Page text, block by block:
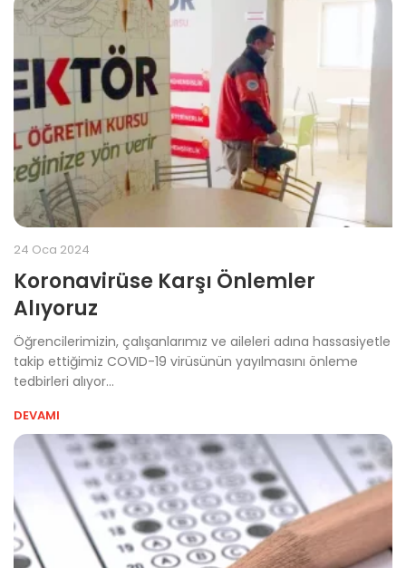
24 Oca 2024
Koronavirüse Karşı Önlemler
Alıyoruz
Öğrencilerimizin, çalışanlarımız ve aileleri adına hassasiyetle
takip ettiğimiz COVID-19 virüsünün yayılmasını önleme
tedbirleri alıyor...
DEVAMI